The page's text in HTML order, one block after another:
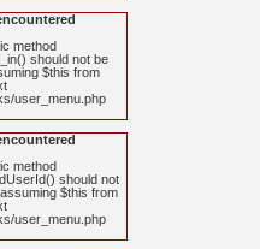
method
should not be
$this from
user_menu.php
method
should not
$this from
user_menu.php